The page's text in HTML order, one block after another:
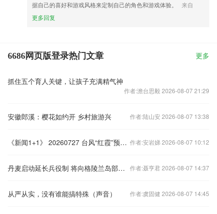
据自己的喜好和游戏风格来定制自己的角色和游戏体验。
来自
更多回复
6686网页版登录热门文章 更多
抓住五个育人关键，让孩子充满精气神
作者:澹台思毅 2026-08-07 21:29
安徽郎溪：樱花如约开 乡村旅游兴 作者:陆山安 2026-08-07 13:38
《新闻1+1》 20260727 台风“红霞”预警解除，灾害防范远未结束！ 作者:安岩娣 2026-08-07 10:12
丹麦启动延长兵役制 将向格陵兰岛部署兵力 作者:聂亨君 2026-08-07 14:37
从严从实，没有谁能搞特殊（声音） 作者:虞固健 2026-08-07 14:45